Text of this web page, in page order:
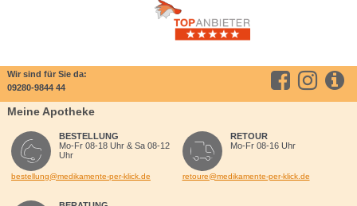
Wir sind für Sie da:
09280-9844 44
Meine Apotheke
BESTELLUNG
Mo-Fr 08-18 Uhr & Sa 08-12
Uhr
bestellung@medikamente-per-klick.de
RETOUR
Mo-Fr 08-16 Uhr
retoure@medikamente-per-klick.de